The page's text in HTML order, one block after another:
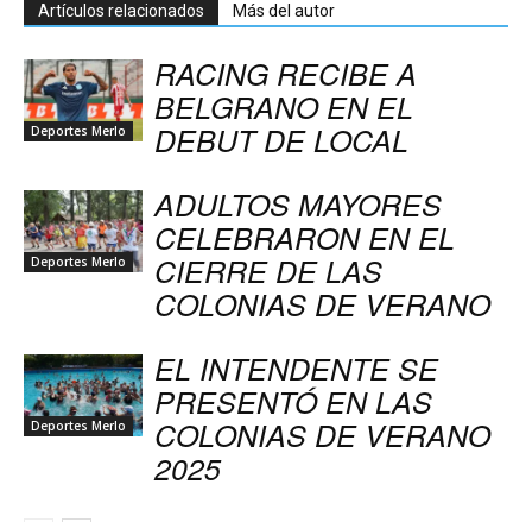
Artículos relacionados Más del autor
Deportes Merlo
RACING RECIBE A
BELGRANO EN EL
DEBUT DE LOCAL
Deportes Merlo
ADULTOS MAYORES
CELEBRARON EN EL
CIERRE DE LAS
COLONIAS DE VERANO
Deportes Merlo
EL INTENDENTE SE
PRESENTÓ EN LAS
COLONIAS DE VERANO
2025